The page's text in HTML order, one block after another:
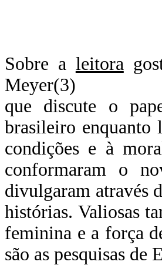
Sobre a leitora
Meyer(3)
que discute o
brasileiro enquanto
condições e à
conformaram o
divulgaram através
histórias. Valiosas
feminina e a força
são as pesquisas